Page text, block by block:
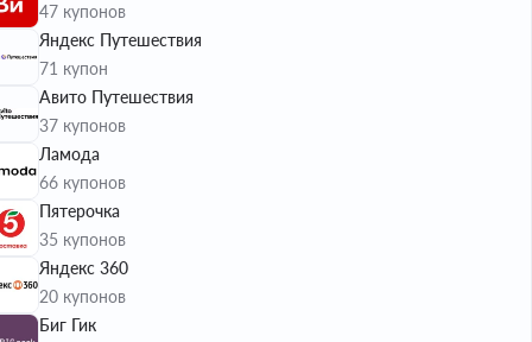
47 купонов
Яндекс Путешествия
71 купон
Авито Путешествия
37 купонов
Ламода
66 купонов
Пятерочка
35 купонов
Яндекс 360
20 купонов
Биг Гик